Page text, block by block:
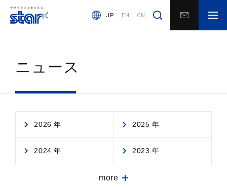
JP EN CN
ニュース
2026 年 2025 年
2024 年 2023 年
more